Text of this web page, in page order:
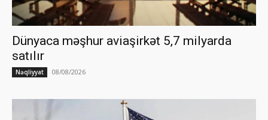
Dünyaca məşhur aviaşirkət 5,7 milyarda
satılır
Nəqliyyat 08/08/2026